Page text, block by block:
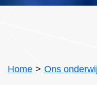
Home Ons